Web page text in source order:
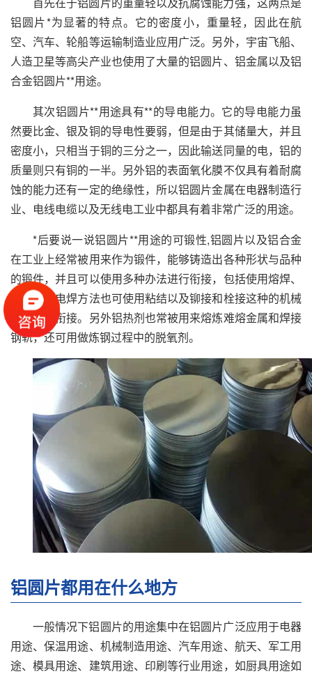
铝圆片*为显著的特点。它的密度小，重量轻，因此在航
空、汽车、轮船等运输制造业应用广泛。另外，宇宙飞船、
人造卫星等高尖产业也使用了大量的铝圆片、铝金属以及铝
合金铝圆片**用途。
其次铝圆片**用途具有**的导电能力。它的导电能力虽
然要比金、银及铜的导电性要弱，但是由于其储量大，并且
密度小，只相当于铜的三分之一，因此输送同量的电，铝的
质量则只有铜的一半。另外铝的表面氧化膜不仅具有着耐腐
蚀的能力还有一定的绝缘性，所以铝圆片金属在电器制造行
业、电线电缆以及无线电工业中都具有着非常广泛的用途。
*后要说一说铝圆片**用途的可锻性,铝圆片以及铝合金
在工业上经常被用来作为锻件，能够铸造出各种形状与品种
的锻件，并且可以使用多种办法进行衔接，包括使用熔焊、
电阻焊等电焊方法也可使用粘结以及铆接和栓接这种的机械
办法进行衔接。另外铝热剂也常被用来熔炼难熔金属和焊接
钢轨，还可用做炼钢过程中的脱氧剂。
铝圆片都用在什么地方
一般情况下铝圆片的用途集中在铝圆片广泛应用于电器
用途、保温用途、机械制造用途、汽车用途、航天、军工用
途、模具用途、建筑用途、印刷等行业用途，如厨具用途如